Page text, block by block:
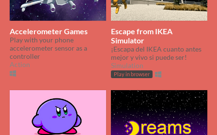
Accelerometer Games
Play with your phone
accelerometer sensor as a
controller
Action
Escape from IKEA
Simulator
¡Escapa del IKEA cuanto antes
mejor y vivo si puede ser!
Simulation
Play in browser